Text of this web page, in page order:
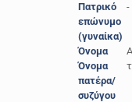
Πατρικό
επώνυμο
(γυναίκα)
-
Όνομα
Όνομα
πατέρα/
συζύγου